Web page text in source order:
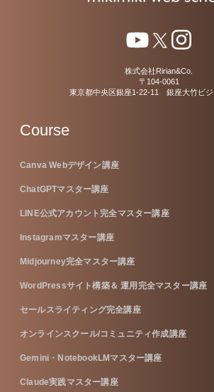
株式会社Ririan&Co.
〒104-0061
東京都中央区銀座1-22-11 銀座大竹ビ
Course
Canva Webデザイン講座
ChatGPTマスター講座
LINE公式アカウント完全マスター講座
Instagramマスター講座
Midjourney完全マスター講座
WordPressサイト構築＆ 運用完全マスター講座
セールスライティング完全講座
オンラインスクール/コミュニティ作成講座
Gemini・NotebookLMマスター講座
Claude実践マスター講座